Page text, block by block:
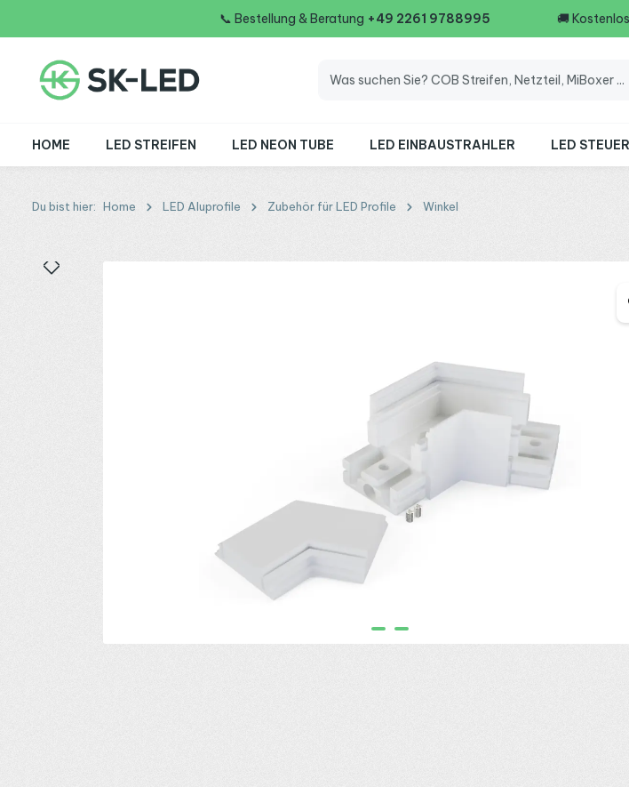
📞 Bestellung & Beratung +49 2261 9788995 🚚
HOME LED STREIFEN LED NEON TUBE LED EINBAUSTRAHLER LED
Du bist hier: Home LED Aluprofile Zubehör für LED Profile Winkel
Bildergalerie überspringen